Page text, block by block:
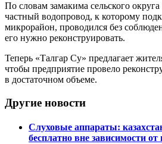
По словам замакима сельского
частный водопровод, к которому
микрорайон, проводился без
его нужно реконструировать.
Теперь «Талгар Су» предлагает
чтобы предприятие провело
в достаточном объеме.
Другие новости
Слуховые аппараты:
бесплатно вне зависимости